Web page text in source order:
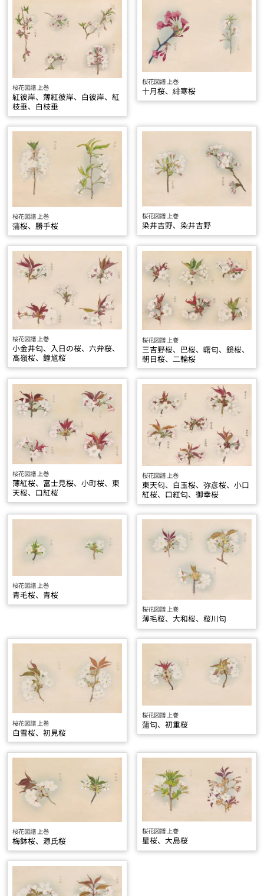
桜花図譜 上巻
紅彼岸、薄紅彼岸、白彼岸、紅
枝垂、白枝垂
桜花図譜 上巻
十月桜、緋寒桜
桜花図譜 上巻
蒲桜、勝手桜
桜花図譜 上巻
染井吉野、染井吉野
桜花図譜 上巻
小金井匂、入日の桜、六弁桜、
高嶺桜、鐘馗桜
桜花図譜 上巻
三吉野桜、巴桜、曙匂、鏡桜、
朝日桜、二輪桜
桜花図譜 上巻
薄紅桜、富士見桜、小町桜、東
天桜、口紅桜
桜花図譜 上巻
東天匂、白玉桜、弥彦桜、小口
紅桜、口紅匂、御幸桜
桜花図譜 上巻
青毛桜、青桜
桜花図譜 上巻
薄毛桜、大和桜、桜川匂
桜花図譜 上巻
白雪桜、初見桜
桜花図譜 上巻
蒲匂、初重桜
桜花図譜 上巻
梅鉢桜、源氏桜
桜花図譜 上巻
星桜、大島桜